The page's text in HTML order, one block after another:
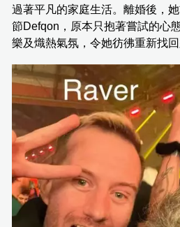
過著平凡的家庭生活。離婚後，
節Defqon，原本只抱著嘗試的心
樂及熾熱氣氛，令她彷彿重新找回